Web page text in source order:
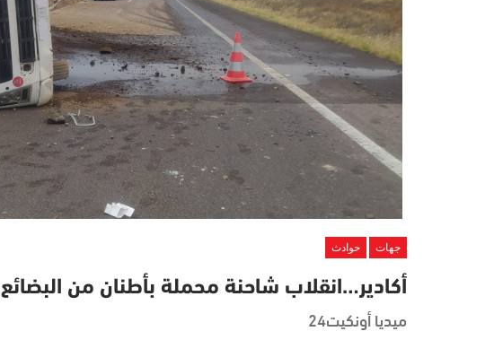
جهات حوادث
أكادير…انقلاب شاحنة محملة بأطنان من البضائع
ميديا أونكيت24